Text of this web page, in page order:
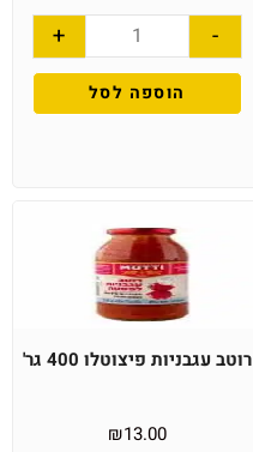
-
+
הוספה לסל
רוטב עגבניות פיצוטלו 400 גר'
₪13.00